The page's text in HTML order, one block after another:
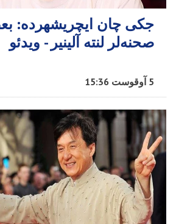
جکی چان ایچریشهرده:
صحنه‌لر لنته آلینیر - ویدئو
5 آوقوست 15:36